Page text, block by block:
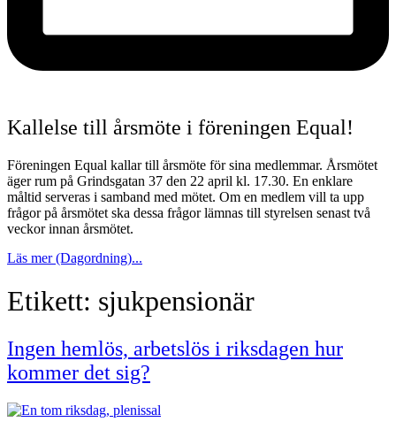
Kallelse till årsmöte i föreningen Equal!
Föreningen Equal kallar till årsmöte för sina medlemmar. Årsmötet
äger rum på Grindsgatan 37 den 22 april kl. 17.30. En enklare
måltid serveras i samband med mötet. Om en medlem vill ta upp
frågor på årsmötet ska dessa frågor lämnas till styrelsen senast två
veckor innan årsmötet.
Läs mer (Dagordning)...
Etikett: sjukpensionär
Ingen hemlös, arbetslös i riksdagen hur
kommer det sig?